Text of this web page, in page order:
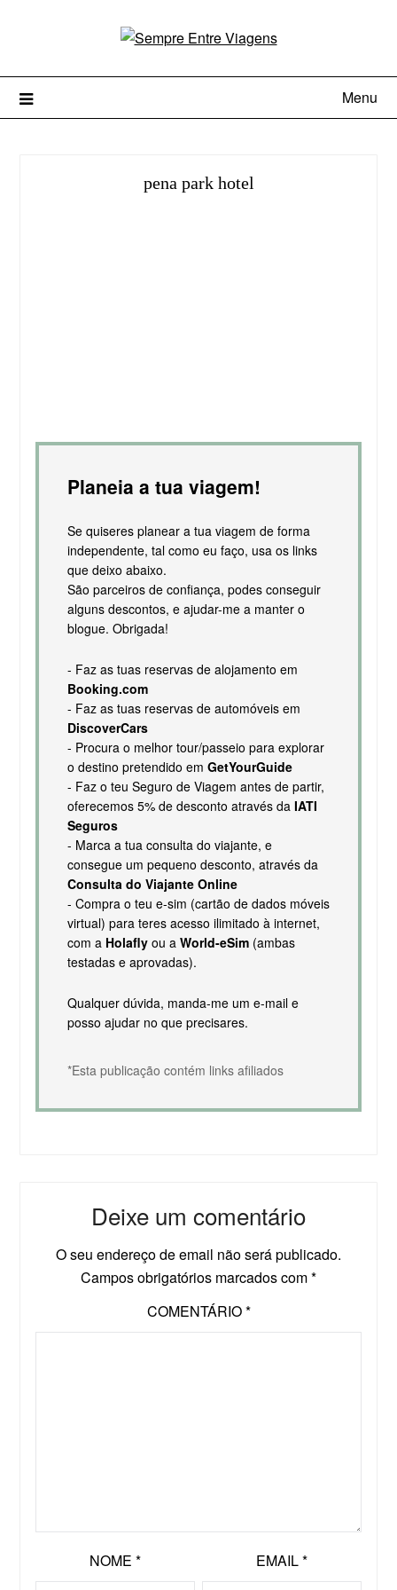
Menu
pena park hotel
Planeia a tua viagem!
Se quiseres planear a tua viagem de forma
independente, tal como eu faço, usa os links
que deixo abaixo.
São parceiros de confiança, podes conseguir
alguns descontos, e ajudar-me a manter o
blogue. Obrigada!
- Faz as tuas reservas de alojamento em
Booking.com
- Faz as tuas reservas de automóveis em
DiscoverCars
- Procura o melhor tour/passeio para explorar
o destino pretendido em GetYourGuide
- Faz o teu Seguro de Viagem antes de partir,
oferecemos 5% de desconto através da IATI
Seguros
- Marca a tua consulta do viajante, e
consegue um pequeno desconto, através da
Consulta do Viajante Online
- Compra o teu e-sim (cartão de dados móveis
virtual) para teres acesso ilimitado à internet,
com a Holaflyou a World-eSim(ambas
testadas e aprovadas).
Qualquer dúvida, manda-me um e-mail e
posso ajudar no que precisares.
*Esta publicação contém links afiliados
Deixe um comentário
O seu endereço de email não será publicado.
Campos obrigatórios marcados com*
COMENTÁRIO*
NOME * EMAIL*